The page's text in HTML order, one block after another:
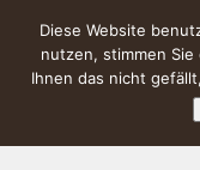
Diese Website
nutzen, stimmen
Ihnen das nicht